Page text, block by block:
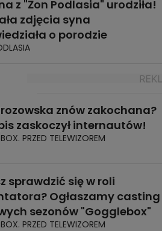
z "Żon Podlasia" urodziła!
zdjęcia syna
o porodzie
znów zakochana?
zaskoczył internautów!
PRZED TELEWIZOREM
sprawdzić się w roli
Ogłaszamy casting
sezonów "Gogglebox"
PRZED TELEWIZOREM